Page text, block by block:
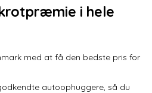
i hele
med at få den bedste pris for
autoophuggere, så du